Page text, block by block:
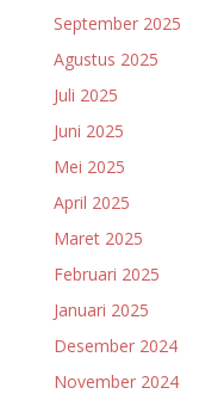
September 2025
Agustus 2025
Juli 2025
Juni 2025
Mei 2025
April 2025
Maret 2025
Februari 2025
Januari 2025
Desember 2024
November 2024